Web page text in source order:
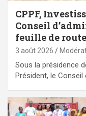
CPPF,
Conseil
feuille de route
3 août 2026
Sous la présidence
Président, le Conseil